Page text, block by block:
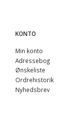
KONTO
Min konto
Adressebog
Ønskeliste
Ordrehistorik
Nyhedsbrev